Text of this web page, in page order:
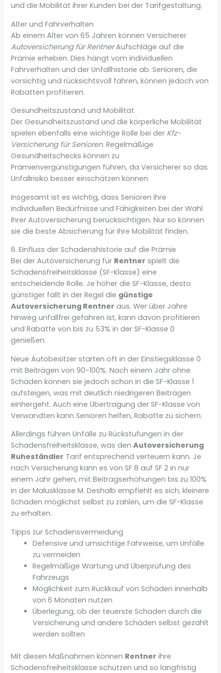
und die Mobilität ihrer Kunden bei der Tarifgestaltung.
Alter und Fahrverhalten
Ab einem Alter von 65 Jahren können Versicherer
Autoversicherung für RentnerAufschläge auf die
Prämie erheben. Dies hängt vom individuellen
Fahrverhalten und der Unfallhistorie ab. Senioren, die
vorsichtig und rücksichtsvoll fahren, können jedoch von
Rabatten profitieren.
Gesundheitszustand und Mobilität
Der Gesundheitszustand und die körperliche Mobilität
spielen ebenfalls eine wichtige Rolle bei der Kfz-
Versicherung für Senioren. Regelmäßige
Gesundheitschecks können zu
Prämienvergünstigungen führen, da Versicherer so das
Unfallrisiko besser einschätzen können.
Insgesamt ist es wichtig, dass Senioren ihre
individuellen Bedürfnisse und Fähigkeiten bei der Wahl
ihrer Autoversicherung berücksichtigen. Nur so können
sie die beste Absicherung für ihre Mobilität finden.
6. Einfluss der Schadenshistorie auf die Prämie
Bei der Autoversicherung für Rentner spielt die
Schadensfreiheitsklasse (SF-Klasse) eine
entscheidende Rolle. Je höher die SF-Klasse, desto
günstiger fällt in der Regel die günstige
Autoversicherung Rentner aus. Wer über Jahre
hinweg unfallfrei gefahren ist, kann davon profitieren
und Rabatte von bis zu 53% in der SF-Klasse 0
genießen.
Neue Autobesitzer starten oft in der Einstiegsklasse 0
mit Beiträgen von 90-100%. Nach einem Jahr ohne
Schäden können sie jedoch schon in die SF-Klasse 1
aufsteigen, was mit deutlich niedrigeren Beiträgen
einhergeht. Auch eine Übertragung der SF-Klasse von
Verwandten kann Senioren helfen, Rabatte zu sichern.
Allerdings führen Unfälle zu Rückstufungen in der
Schadensfreiheitsklasse, was denAutoversicherung
Ruheständler Tarif entsprechend verteuern kann. Je
nach Versicherung kann es von SF 8 auf SF 2 in nur
einem Jahr gehen, mit Beitragserhöhungen bis zu 100%
in der Malusklasse M. Deshalb empfiehlt es sich, kleinere
Schäden möglichst selbst zu zahlen, um die SF-Klasse
zu erhalten.
Tipps zur Schadensvermeidung
Defensive und umsichtige Fahrweise, um Unfälle
zu vermeiden
Regelmäßige Wartung und Überprüfung des
Fahrzeugs
Möglichkeit zum Rückkauf von Schäden innerhalb
von 6 Monaten nutzen
Überlegung, ob der teuerste Schaden durch die
Versicherung und andere Schäden selbst gezahlt
werden sollten
Mit diesen Maßnahmen können Rentner ihre
Schadensfreiheitsklasse schützen und so langfristig